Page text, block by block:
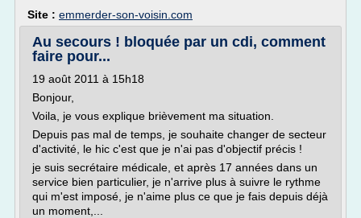
Site : emmerder-son-voisin.com
Au secours ! bloquée par un cdi, comment
faire pour...
19 août 2011 à 15h18
Bonjour,
Voila, je vous explique brièvement ma situation.
Depuis pas mal de temps, je souhaite changer de secteur
d'activité, le hic c'est que je n'ai pas d'objectif précis !
je suis secrétaire médicale, et après 17 années dans un
service bien particulier, je n'arrive plus à suivre le rythme
qui m'est imposé, je n'aime plus ce que je fais depuis déjà
un moment,...